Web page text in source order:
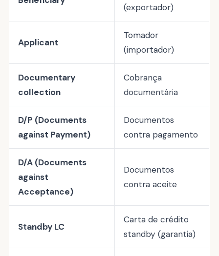
(exportador)
Applicant
Tomador
(importador)
Documentary
collection
Cobrança
documentária
D/P (Documents
against Payment)
Documentos
contra pagamento
D/A (Documents
against
Acceptance)
Documentos
contra aceite
Standby LC
Carta de crédito
standby (garantia)